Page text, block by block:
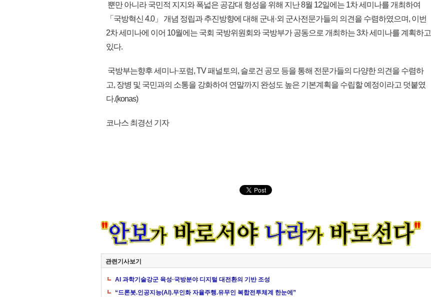
뿐만 아니라 국민적 지지와 폭넓은 공감대 형성을 위해 지난 8월 12일에는 1차 세미나를 개최하여
「국방혁신 4.0」 개념 정립과 추진방향에 대해 군내·외 군사전문가들의 의견을 수렴하였으며, 이번
2차 세미나에 이어 10월에는 국회 국방위원회와 국방부가 공동으로 개최하는 3차 세미나를 계획하고
있다.
국방부는향후 세미나·포럼, TV 패널토의, 슬로건 공모 등을 통해 전문가들의 다양한 의견을 수렴하
고, 장병 및 국민과의 소통을 강화하여 연말까지 완성도 높은 기본계획을 수립할 예정이라고 덧붙였
다.(konas)
코나스 최경선 기자
관련기사보기
AI 과학기술강군 육성·국방분야 디지털 대전환의 기반 조성
“드론봇.인공지능(AI).무인화 자율주행.유무인 복합전투체계 한눈에”